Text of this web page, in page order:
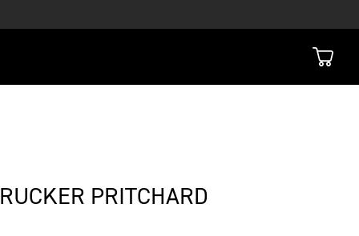
PRITCHARD